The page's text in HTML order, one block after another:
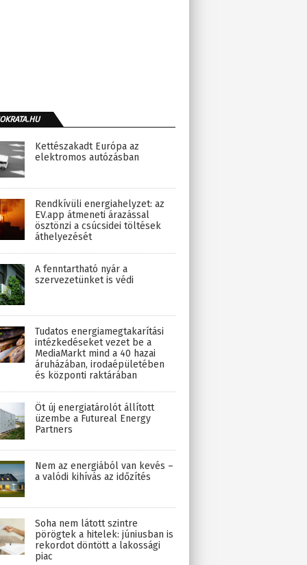
Kettészakadt Európa az
elektromos autózásban
Rendkívüli energiahelyzet: az
EV.app átmeneti árazással
ösztönzi a csúcsidei töltések
áthelyezését
A fenntartható nyár a
szervezetünket is védi
Tudatos energiamegtakarítási
intézkedéseket vezet be a
MediaMarkt mind a 40 hazai
áruházában, irodaépületében
és központi raktárában
Öt új energiatárolót állított
üzembe a Futureal Energy
Partners
Nem az energiából van kevés –
a valódi kihívás az időzítés
Soha nem látott szintre
pörögtek a hitelek: júniusban is
rekordot döntött a lakossági
piac